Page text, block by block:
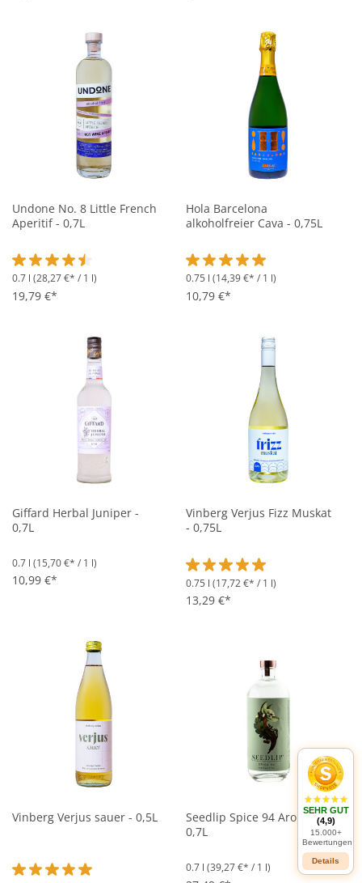
Undone No. 8 Little French
Aperitif - 0,7L
Durchschnittliche Bewertung von 4.5 von 5 Sternen
0.7 l (28,27 €* / 1 l)
19,79 €*
Hola Barcelona
alkoholfreier Cava - 0,75L
Durchschnittliche Bewertung
0.75 l (14,39 €* / 1 l)
10,79 €*
Giffard Herbal Juniper -
0,7L
0.7 l (15,70 €* / 1 l)
10,99 €*
Vinberg Verjus Fizz Muskat
- 0,75L
Durchschnittliche Bewertung
0.75 l (17,72 €* / 1 l)
13,29 €*
Vinberg Verjus sauer - 0,5L
Seedlip Spice 94 Aromatic -
0,7L
0.7 l (39,27 €* / 1 l)
SEHR GUT
(4,9)
15.000+
Bewertungen
Details